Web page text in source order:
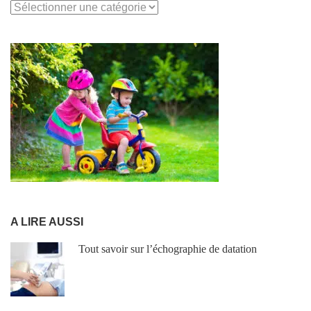
TOUTES
RUBRIQUES
A LIRE AUSSI
Tout savoir sur l’échographie de datation